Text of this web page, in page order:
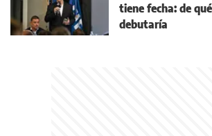
tiene fecha: de
debutaría